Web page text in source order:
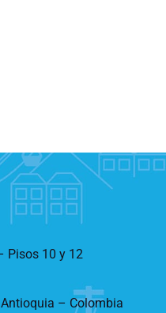
Pisos 10 y 12
– Colombia